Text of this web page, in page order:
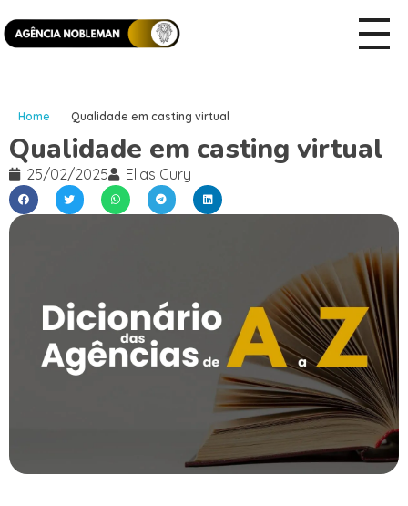
Home Qualidade em casting virtual
Qualidade em casting virtual
25/02/2025 Elias Cury